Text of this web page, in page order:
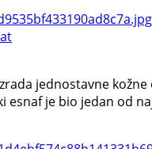
jednostavne
esnaf je bio jedan od